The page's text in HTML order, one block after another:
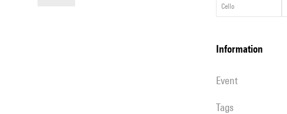
cello
information
event
Tags